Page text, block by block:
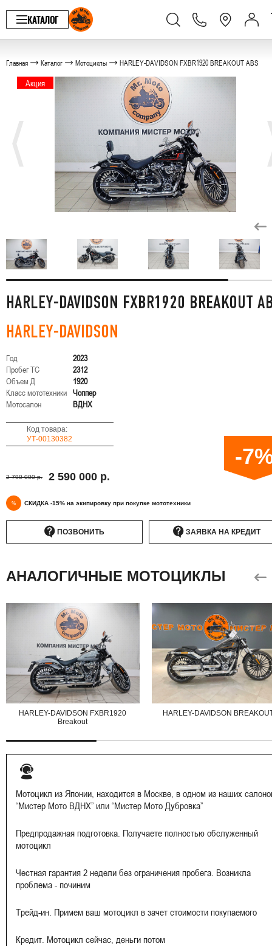
КАТАЛОГ
Главная Каталог Мотоциклы HARLEY-DAVIDSON FXBR1920 BREAKOUT ABS
Акция
HARLEY-DAVIDSON FXBR1920 BREAKOUT
HARLEY-DAVIDSON
Год
2023
Пробег ТС
2312
Объем Д
1920
Класс мототехники Чоппер
Мотосалон
ВДНХ
Код товара:
УТ-00130382
2 790 000 р. 2 590 000 р.
-
% СКИДКА -15% на экипировку при покупке мототехники
ПОЗВОНИТЬ ЗАЯВКА НА КРЕДИТ
АНАЛОГИЧНЫЕ МОТОЦИКЛЫ
HARLEY-DAVIDSON FXBR1920
Breakout
HARLEY-DAVIDSON
Мотоцикл из Японии, находится в Москве, в одном из наших
“Мистер Мото ВДНХ” или “Мистер Мото Дубровка”
Предпродажная подготовка. Получаете полностью обслуженный
мотоцикл
Честная гарантия 2 недели без ограничения пробега. Возникла
проблема - починим
Трейд-ин. Примем ваш мотоцикл в зачет стоимости покупаемого
Кредит. Мотоцикл сейчас, деньги потом